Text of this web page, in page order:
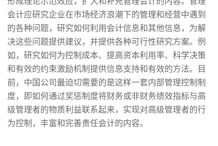
会计应研究企业在市场经济浪潮下的管理和经营中遇到
的各种问题，研究如何利用会计信息和其他信息，为解
决这些问题提供建议，并提供各种可行性研究方案。例
如，研究如何为控制成本、提高资本利用率、科学决策
和有效的约束激励机制提供信息支持和有效的方法。目
前，中国公司最迫切需要的是这样一套内部管理控制制
度，即如何通过奖惩制度将财务或非财务绩效指标与高
级管理者的物质利益联系起来，实现对高级管理者的行
为控制，丰富和完善责任会计的内容。